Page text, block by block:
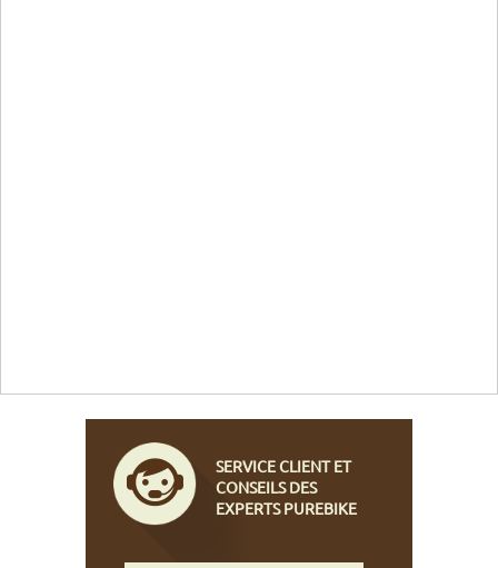
SERVICE CLIENT ET
CONSEILS DES
EXPERTS PUREBIKE